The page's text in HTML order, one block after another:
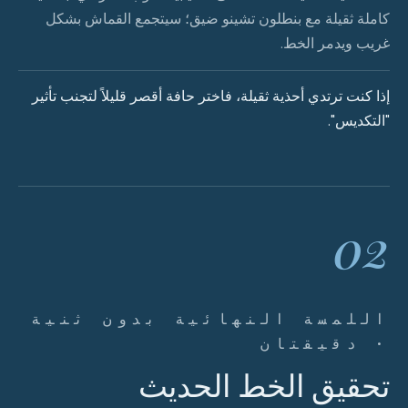
كاملة ثقيلة مع بنطلون تشينو ضيق؛ سيتجمع القماش بشكل
غريب ويدمر الخط.
إذا كنت ترتدي أحذية ثقيلة، فاختر حافة أقصر قليلاً لتجنب تأثير
"التكديس".
02
اللمسة النهائية بدون ثنية
· دقيقتان
تحقيق الخط الحديث